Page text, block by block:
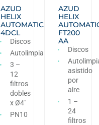
AZUD
HELIX
AUTOMATIC
4DCL
Discos
Autolimpiante
3 –
12
filtros
dobles
x Ø4″
PN10
AZUD
HELIX
FT200
AA
Discos
asistido
por
aire
1 –
24
filtros